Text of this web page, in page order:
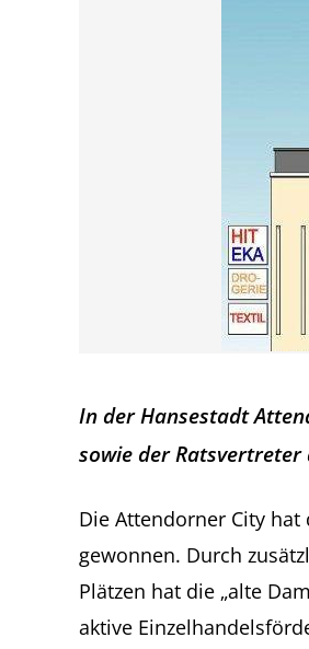
In der Hansestadt
sowie der Ratsvertreter
Die Attendorner City
gewonnen. Durch
Plätzen hat die „alte
aktive